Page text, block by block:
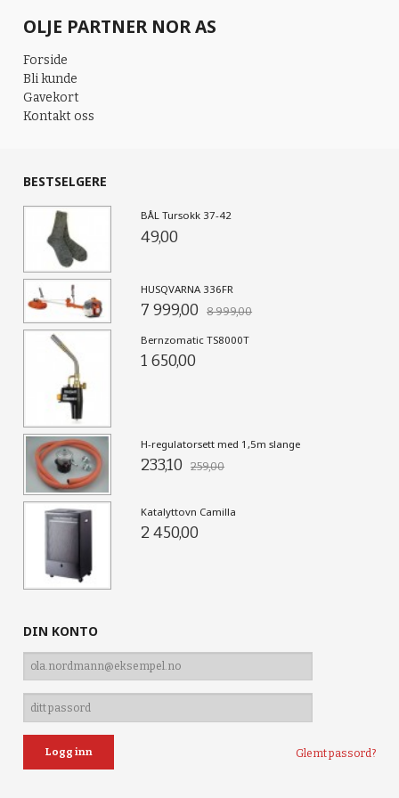
OLJE PARTNER NOR AS
Forside
Bli kunde
Gavekort
Kontakt oss
BESTSELGERE
BÅL Tursokk 37-42
49,00
HUSQVARNA 336FR
7 999,00 8 999,00
Bernzomatic TS8000T
1 650,00
H-regulatorsett med 1,5m slange
233,10 259,00
Katalyttovn Camilla
2 450,00
DIN KONTO
Glemt passord?